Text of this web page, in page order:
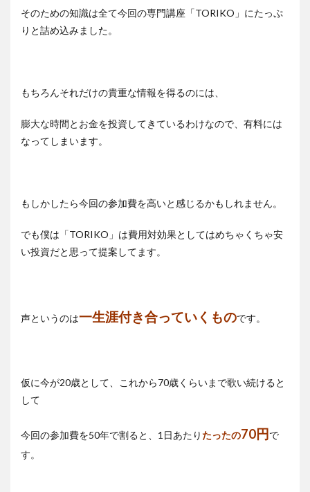
そのための知識は全て今回の専門講座「TORIKO」にたっぷ
りと詰め込みました。
もちろんそれだけの貴重な情報を得るのには、
膨大な時間とお金を投資してきているわけなので、有料には
なってしまいます。
もしかしたら今回の参加費を高いと感じるかもしれません。
でも僕は「TORIKO」は費用対効果としてはめちゃくちゃ安
い投資だと思って提案してます。
声というのは一生涯付き合っていくものです。
仮に今が20歳として、これから70歳くらいまで歌い続けると
して
今回の参加費を50年で割ると、1日あたりたったの70円 で
す。